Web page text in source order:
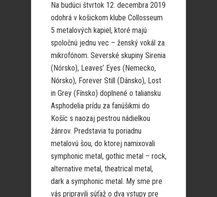
Na budúci štvrtok 12. decembra 2019
odohrá v košickom klube Collosseum
5 metalových kapiel, ktoré majú
spoločnú jednu vec – ženský vokál za
mikrofónom. Severské skupiny Sirenia
(Nórsko), Leaves’ Eyes (Nemecko,
Nórsko), Forever Still (Dánsko), Lost
in Grey (Fínsko) doplnené o taliansku
Asphodelia prídu za fanúšikmi do
Košíc s naozaj pestrou nádielkou
žánrov. Predstavia tu poriadnu
metalovú šou, do ktorej namixovali
symphonic metal, gothic metal – rock,
alternative metal, theatrical metal,
dark a symphonic metal. My sme pre
vás pripravili súťaž o dva vstupy pre